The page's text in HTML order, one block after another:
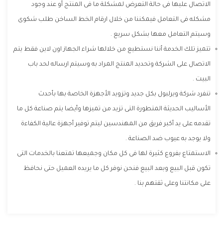
الاتصال عليها فى حالة التعرض لمشكلة ما فى المنتج أو عند وجود
مشكله فى التعامل فيمكننا من خلال ارقام الخط الساخن طلب شكوى
وسيتم التعامل معها بشكل سريع .
تتميز تلك الخدمة أننا نستطيع من خلالها شراء الجهاز اون لاين فقط يتم
الاتصال على الشركة وتحديد المنتج المراد به وسيتم ارساله لحد باب
البيت .
تنفرد شركة ويرلبول بكل جديد وتزويد الأجهزة الخاصة بها بأحدث
الأساليب الحديثة المتطورة التى تزيد من تميزها وأيضا يتم صناعة كل ما
تقدمه على يد أكبر فريق من المهندسين ليتم توفير أجهزة عالية الكفاءة
ولا يوجد به عيوب ضد الصناعة .
الاستمتاع بفروع كثيرة لها فى كل مكان وجميعها تمتعنا بالخدمات التى
تكون قبل البيع وبعد البيع فنحن نوفر كل ما يريده العميل حتى نحافظ
على مكانتنا وعلى ثقتهم بنا .